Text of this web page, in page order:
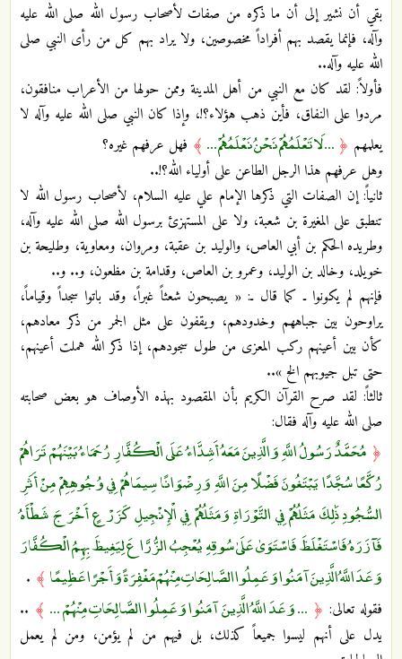
بقي أن نشير إلى أن ما ذكره من صفات لأصحاب رسول الله صلى الله عليه
وآله، فإنما يقصد بهم أفراداً مخصوصين، ولا يراد بهم كل من رأى النبي صلى
الله عليه وآله..
فأولاً: لقد كان مع النبي من أهل المدينة وممن حولها من الأعراب منافقون،
مردوا على النفاق، فأين ذهب هؤلاء؟!، وإذا كان النبي صلى الله عليه وآله لا
يعلمهم ﴿ ... لَا تَعْلَمُهُمْ نَحْنُ نَعْلَمُهُمْ ... ﴾ فهل عرفهم غيره؟
وهل عرفهم هذا الرجل الطاعن على أولياء الله؟!..
ثانياً: إن الصفات التي ذكرها الإمام علي عليه السلام، لأصحاب رسول الله لا
تنطبق على المغيرة بن شعبة، ولا على المستهزئ برسول الله صلى الله عليه وآله،
وطريده الحكم بن أبي العاص، والوليد بن عقبة، ومروان، ومعاوية، وطليحة بن
خويلد، وخالد بن الوليد، وعمرو بن العاص، وقدامة بن مظعون، و.. و..
فإنهم لم يكونوا ـ كما قال ـ: « يصبحون شعثاً غبراً، وقد باتوا سجداً وقياماً،
يراوحون بين جباههم وخدودهم، ويقفون على مثل الجمر من ذكر معادهم،
كأن بين أعينهم ركب المعزى من طول سجودهم، إذا ذكر الله هملت أعينهم،
حتى تبل جيوبهم الخ »..
ثالثاً: لقد صرح القرآن الكريم بأن المقصود بهذه الأوصاف هو بعض صحابته
صلى الله عليه وآله فقال:
﴿ مُحَمَّدٌ رَسُولُ اللَّهِ وَالَّذِينَ مَعَهُ أَشِدَّاءُ عَلَى الْكُفَّارِ رُحَمَاءُ بَيْنَهُمْ تَرَاهُمْ
رُكَّعًا سُجَّدًا يَبْتَغُونَ فَضْلًا مِنَ اللَّهِ وَرِضْوَانًا سِيمَاهُمْ فِي وُجُوهِهِمْ مِنْ أَثَرِ
السُّجُودِ ذَٰلِكَ مَثَلُهُمْ فِي التَّوْرَاةِ وَمَثَلُهُمْ فِي الْإِنْجِيلِ كَزَرْعٍ أَخْرَجَ شَطْأَهُ
فَآزَرَهُ فَاسْتَغْلَظَ فَاسْتَوَىٰ عَلَىٰ سُوقِهِ يُعْجِبُ الزُّرَّاعَ لِيَغِيظَ بِهِمُ الْكُفَّارَ
وَعَدَ اللَّهُ الَّذِينَ آمَنُوا وَعَمِلُوا الصَّالِحَاتِ مِنْهُمْ مَغْفِرَةً وَأَجْرًا عَظِيمًا ﴾ .
فقوله تعالى: ﴿ ... وَعَدَ اللَّهُ الَّذِينَ آمَنُوا وَعَمِلُوا الصَّالِحَاتِ مِنْهُمْ ... ﴾ ..
يدل على أنهم ليسوا جميعاً كذلك، بل فيهم من لم يؤمن، ومن لم يعمل